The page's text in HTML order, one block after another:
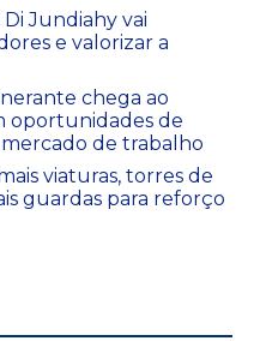
Jundiahy vai
e valorizar a
chega ao
oportunidades de
de trabalho
viaturas, torres de
guardas para reforço